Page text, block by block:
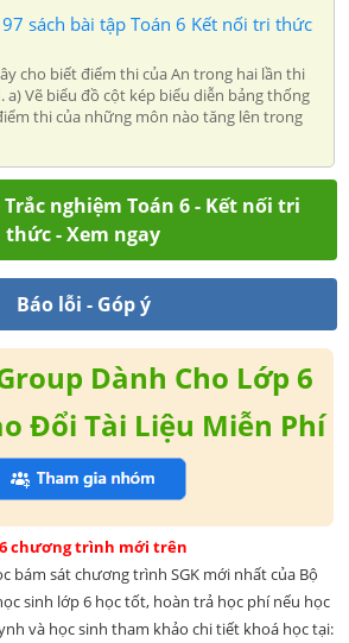
sách bài tập Toán 6 Kết nối tri thức
cho biết điểm thi của An trong hai lần thi
a) Vẽ biểu đồ cột kép biểu diễn bảng thống
thi của những môn nào tăng lên trong
Trắc nghiệm Toán 6 - Kết nối tri
thức - Xem ngay
Báo lỗi - Góp ý
Dành Cho Lớp 6
Đổi Tài Liệu Miễn Phí
chương trình mới trên
bám sát chương trình SGK mới nhất của Bộ
sinh lớp 6 học tốt, hoàn trả học phí nếu học
và học sinh tham khảo chi tiết khoá học tại: